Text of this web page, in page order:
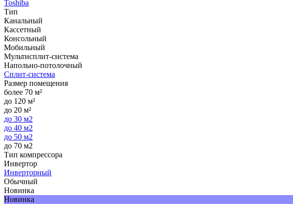
Toshiba
Тип
Канальный
Кассетный
Консольный
Мобильный
Мультисплит-система
Напольно-потолочный
Сплит-система
Размер помещения
более 70 м²
до 120 м²
до 20 м²
до 30 м2
до 40 м2
до 50 м2
до 70 м2
Тип компрессора
Инвертор
Инверторный
Обычный
Новинка
Новинка